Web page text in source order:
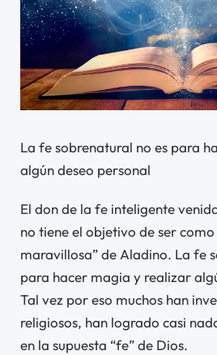
La fe sobrenatural no es para
algún deseo personal
El don de la fe inteligente
no tiene el objetivo de ser
maravillosa” de Aladino. La fe
para hacer magia y realizar
Tal vez por eso muchos han
religiosos, han logrado casi
en la supuesta “fe” de Dios.